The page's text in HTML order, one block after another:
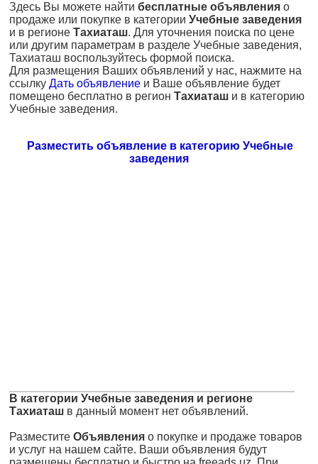
Здесь Вы можете найти бесплатные объявления о
продаже или покупке в категории Учебные заведения
и в регионе Тахиаташ. Для уточнения поиска по цене
или другим параметрам в разделе Учебные заведения,
Тахиаташ воспользуйтесь формой поиска.
Для размещения Ваших объявлений у нас, нажмите на
ссылку Дать объявление и Ваше объявление будет
помещено бесплатно в регион Тахиаташ и в категорию
Учебные заведения.
Разместить объявление в категорию Учебные
заведения
В категории Учебные заведения и регионе
Тахиаташ в данный момент нет объявлений.
Разместите Объявления о покупке и продаже товаров
и услуг на нашем сайте. Ваши объявления будут